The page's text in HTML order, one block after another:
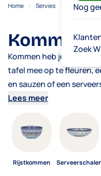
Nog
Zoek
Home Servies Kommen
Kommen
Kommen heb je nooit
tafel mee op te fleuren,
en sauzen of een
bijgerechten. Onze
moment past.
Lees meer
Rijstkommen